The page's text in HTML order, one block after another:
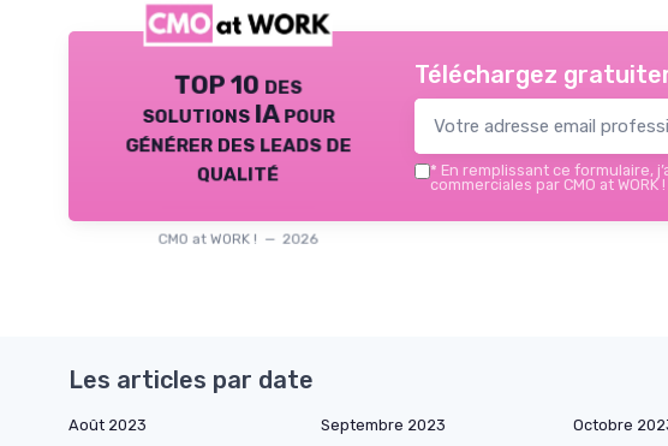
TOP 10 des
solutions IA pour
générer des leads de
qualité
CMO at WORK ! — 2026
Téléchargez
* En remplissant ce formulaire,
commerciales par CMO at
Les articles par date
Août 2023 Septembre 2023 Octobre